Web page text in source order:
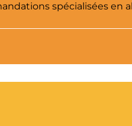
spécialisées en